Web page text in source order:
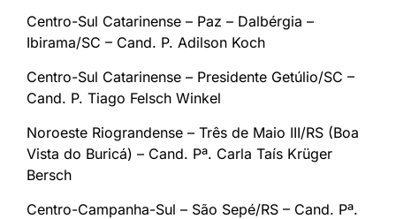
Centro-Sul Catarinense – Paz – Dalbérgia –
Ibirama/SC – Cand. P. Adilson Koch
Centro-Sul Catarinense – Presidente Getúlio/SC –
Cand. P. Tiago Felsch Winkel
Noroeste Riograndense – Três de Maio III/RS (Boa
Vista do Buricá) – Cand. Pª. Carla Taís Krüger
Bersch
Centro-Campanha-Sul – São Sepé/RS – Cand. Pª.